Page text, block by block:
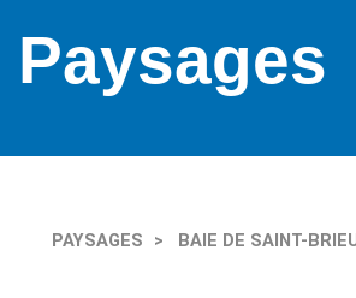
Paysages
PAYSAGES BAIE DE SAINT-